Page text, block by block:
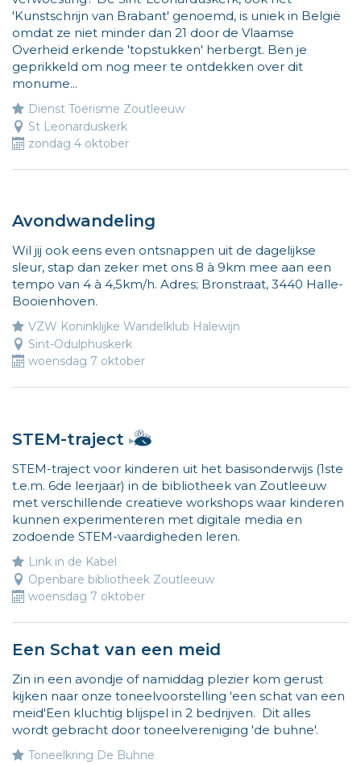
ik
wijs
de
weg
naar
activiteiten
Meer
'Kunstschrijn van Brabant' genoemd, is uniek in België
omdat ze niet minder dan 21 door de Vlaamse
Overheid erkende 'topstukken' herbergt. Ben je
geprikkeld om nog meer te ontdekken over dit
monume...
Dienst Toerisme Zoutleeuw
St Leonarduskerk
zondag 4 oktober
Avondwandeling
Wil jij ook eens even ontsnappen uit de dagelijkse
sleur, stap dan zeker met ons 8 à 9km mee aan een
tempo van 4 à 4,5km/h. Adres; Bronstraat, 3440 Halle-
Booienhoven.
VZW Koninklijke Wandelklub Halewijn
Sint-Odulphuskerk
woensdag 7 oktober
STEM-traject
Hallo,
ben
Vlieg
en
ik
wijs
weg
voor
Meer
info
op
www.vliegjemee.be!
STEM-traject voor kinderen uit het basisonderwijs (1ste
t.e.m. 6de leerjaar) in de bibliotheek van Zoutleeuw
met verschillende creatieve workshops waar kinderen
kunnen experimenteren met digitale media en
zodoende STEM-vaardigheden leren.
Link in de Kabel
Openbare bibliotheek Zoutleeuw
woensdag 7 oktober
Een Schat van een meid
Zin in een avondje of namiddag plezier kom gerust
kijken naar onze toneelvoorstelling 'een schat van een
meid'Een kluchtig blijspel in 2 bedrijven. Dit alles
wordt gebracht door toneelvereniging 'de buhne'.
Toneelkring De Buhne